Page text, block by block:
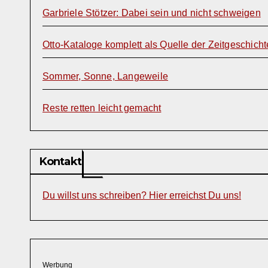
Garbriele Stötzer: Dabei sein und nicht schweigen
Otto-Kataloge komplett als Quelle der
Sommer, Sonne, Langeweile
Reste retten leicht gemacht
Kontakt
Du willst uns schreiben? Hier erreichst Du uns!
Werbung